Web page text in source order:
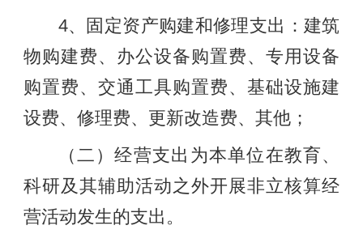
4、固定资产购建和修理支出：建筑
物购建费、办公设备购置费、专用设备
购置费、交通工具购置费、基础设施建
设费、修理费、更新改造费、其他；
（二）经营支出为本单位在教育、
科研及其辅助活动之外开展非立核算经
营活动发生的支出。